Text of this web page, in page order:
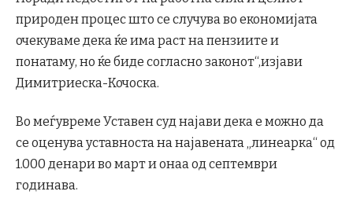
природен процес што се случува во економијата
очекуваме дека ќе има раст на пензиите и
понатаму, но ќе биде согласно законот“,изјави
Димитриеска-Кочоска.
Во меѓувреме Уставен суд најави дека е можно да
се оценува уставноста на најавената „линеарка“ од
1.000 денари во март и онаа од септември
годинава.